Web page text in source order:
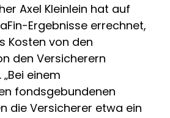
Axel Kleinlein hat auf
Ergebnisse errechnet,
Kosten von den
den Versicherern
einem
fondsgebundenen
die Versicherer etwa ein